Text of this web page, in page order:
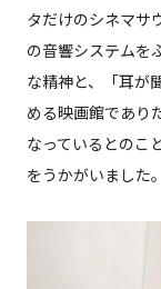
タだけのシネマサ
の音響システムを
な精神と、「耳が
める映画館であり
なっているとのこ
をうかがいました。